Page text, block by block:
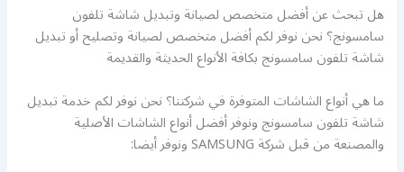
هل تبحث عن أفضل متخصص لصيانة وتبديل شاشة تلفون
سامسونج؟ نحن نوفر لكم أفضل متخصص لصيانة وتصليح أو تبديل
شاشة تلفون سامسونج بكافة الأنواع الحديثة والقديمة
ما هي أنواع الشاشات المتوفرة في شركتنا؟ نحن نوفر لكم خدمة تبديل
شاشة تلفون سامسونج ونوفر أفضل أنواع الشاشات الأصلية
والمصنعة من قبل شركة SAMSUNG ونوفر أيضا: